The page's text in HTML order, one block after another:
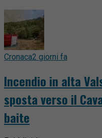
Cronaca2 giorni fa
Incendio in alta
sposta verso il
baite